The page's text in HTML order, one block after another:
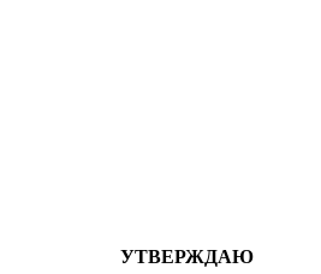
УТВЕРЖДАЮ